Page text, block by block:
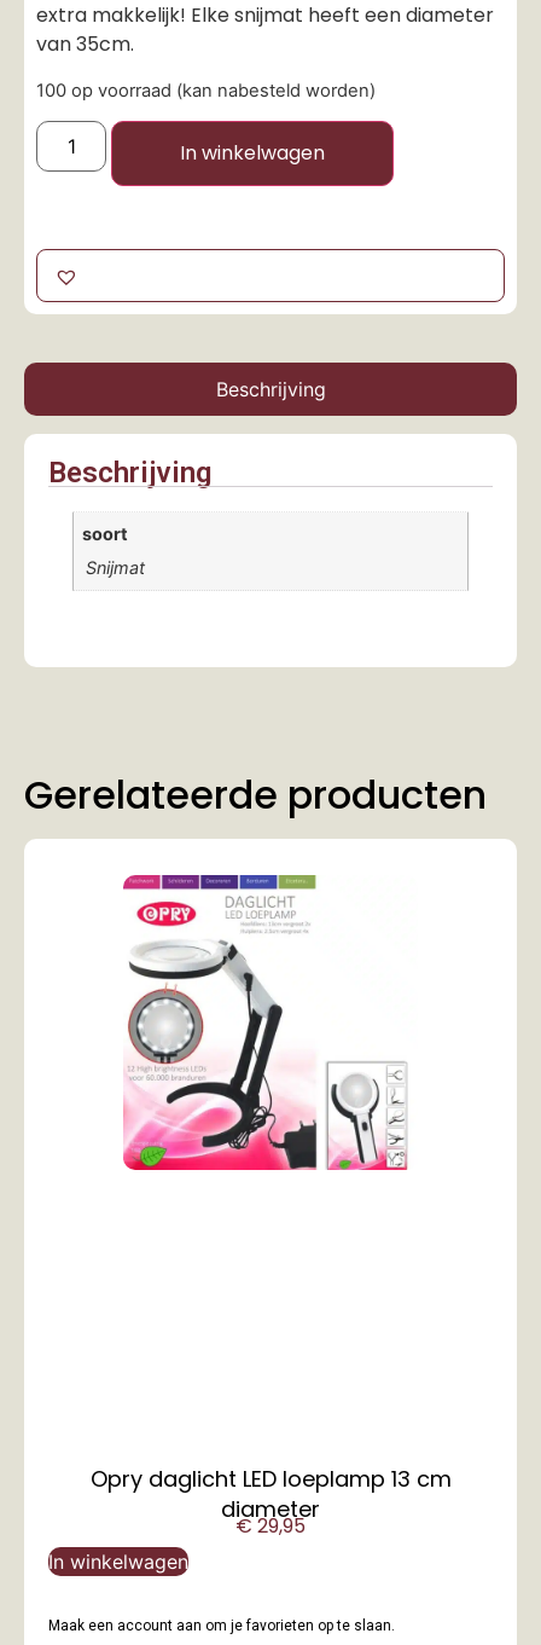
extra makkelijk! Elke snijmat heeft een diameter
van 35cm.
100 op voorraad (kan nabesteld worden)
In winkelwagen
Beschrijving
Beschrijving
soort
Snijmat
Gerelateerde producten
Opry daglicht LED loeplamp 13 cm
diameter
€29,95
In winkelwagen
Maak een account aan om je favorieten op te slaan.